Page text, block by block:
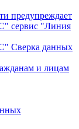
предупреждает
сервис "Линия
Сверка данных
и лицам